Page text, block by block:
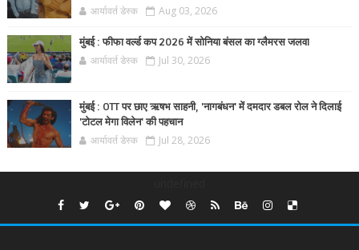
आर्यावर्त डेस्क Aug 03, 2026
मुंबई : फीफा वर्ल्ड कप 2026 में सोनिया बंसल का ग्लैमरस जलवा
आर्यावर्त डेस्क Jul 30, 2026
मुंबई : OTT पर छाए ऋषभ साहनी, 'नागबंधन' में दमदार डबल रोल ने दिलाई
'टोटल मेगा विलेन' की पहचान
आर्यावर्त डेस्क Jul 28, 2026